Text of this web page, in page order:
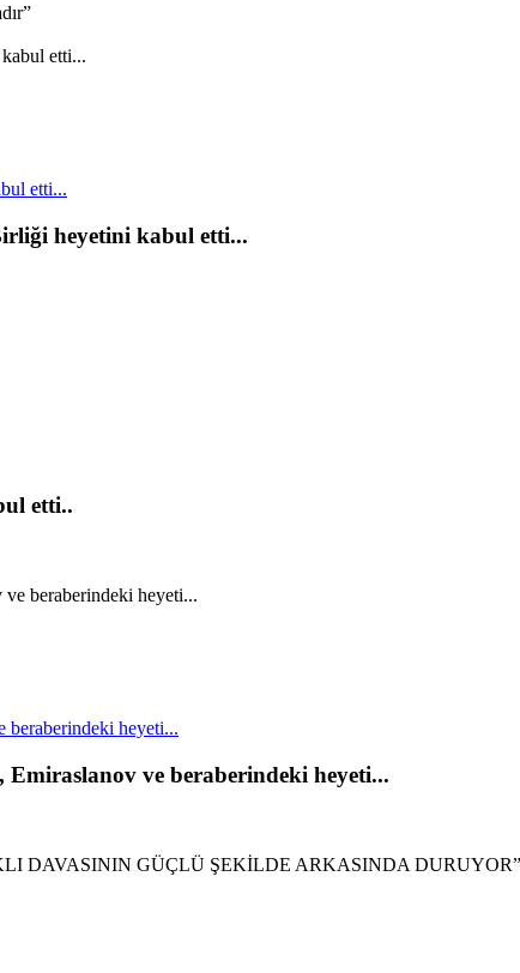
etti...
heyetini kabul etti...
etti..
beraberindeki heyeti...
ve beraberindeki heyeti...